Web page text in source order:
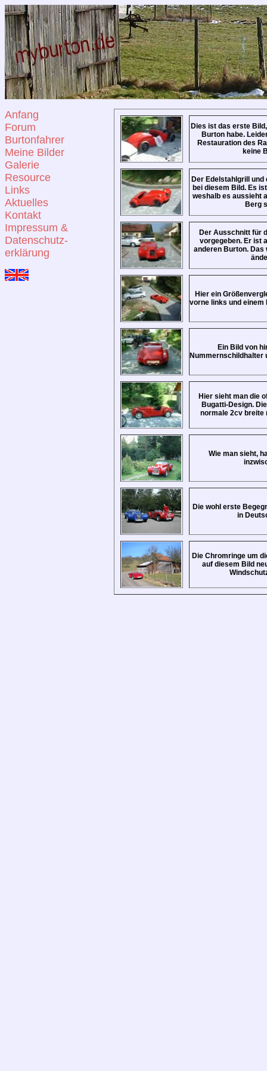
Anfang
Forum
Burtonfahrer
Meine Bilder
Galerie
Resource
Links
Aktuelles
Kontakt
Impressum &
Datenschutz-
erklärung
Dies ist das erste
Burton habe.
Restauration des
keine
Der Edelstahlgrill und
bei diesem Bild. Es
weshalb es aussieht
Berg
Der Ausschnitt für
vorgegeben. Er ist
anderen Burton. Das
Hier ein
vorne links und einem
Ein Bild von
Nummernschildhalter
Hier sieht man die
Bugatti-Design.
normale 2cv breite
Wie man sieht,
Die wohl erste
in
Die Chromringe um
auf diesem Bild